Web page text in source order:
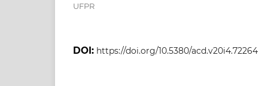
UFPR
DOI: https://doi.org/10.5380/acd.v20i4.72264